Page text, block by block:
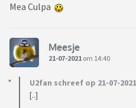
Mea Culpa
Meesje
21-07-2021 om 14:40
U2fan schreef op 21-07-
[..]